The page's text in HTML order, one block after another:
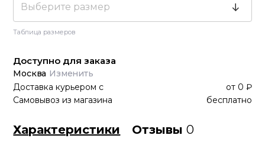
Выберите размер
Таблица размеров
Доступно для заказа
Москва Изменить
Доставка курьером с от 0 ₽
Самовывоз из магазина
бесплатно
Характеристики Отзывы0